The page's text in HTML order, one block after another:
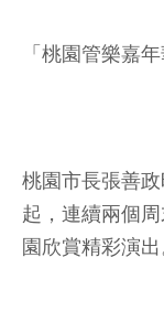
「桃園管樂嘉
桃園市長張善
起，連續兩個
園欣賞精彩演出